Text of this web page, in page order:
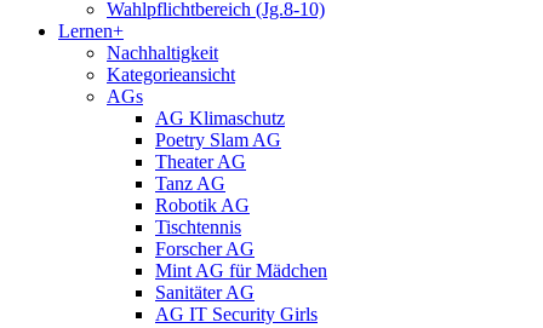
Wahlpflichtbereich (Jg.8-10)
Lernen+
Nachhaltigkeit
Kategorieansicht
AGs
AG Klimaschutz
Poetry Slam AG
Theater AG
Tanz AG
Robotik AG
Tischtennis
Forscher AG
Mint AG für Mädchen
Sanitäter AG
AG IT Security Girls